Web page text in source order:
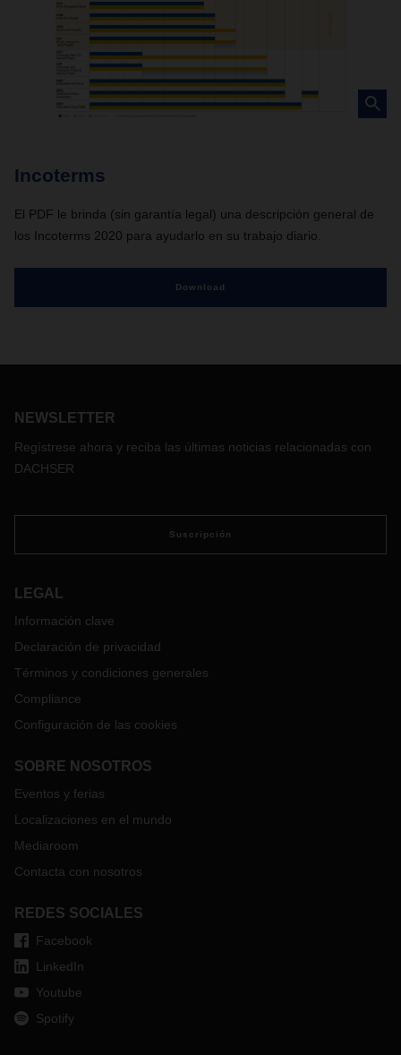
Incoterms
El PDF le brinda (sin garantía legal) una descripción general de
los Incoterms 2020 para ayudarlo en su trabajo diario.
Download
NEWSLETTER
Regístrese ahora y reciba las últimas noticias relacionadas con
DACHSER
Suscripción
LEGAL
Información clave
Declaración de privacidad
Términos y condiciones generales
Compliance
Configuración de las cookies
SOBRE NOSOTROS
Eventos y ferias
Localizaciones en el mundo
Mediaroom
Contacta con nosotros
REDES SOCIALES
Facebook
LinkedIn
Youtube
Spotify